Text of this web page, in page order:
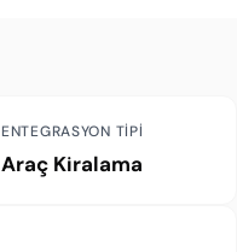
ENTEGRASYON TIPI
Araç Kiralama